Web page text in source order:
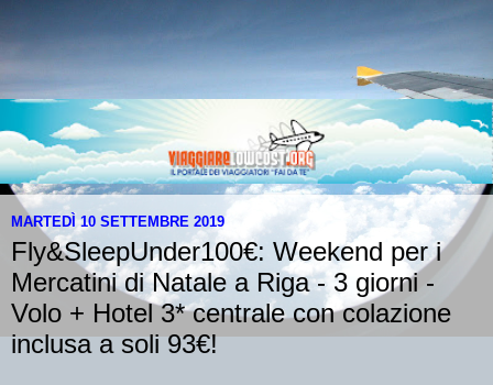
MARTEDÌ 10 SETTEMBRE 2019
Fly&SleepUnder100€: Weekend per i
Mercatini di Natale a Riga - 3 giorni -
Volo + Hotel 3* centrale con colazione
inclusa a soli 93€!